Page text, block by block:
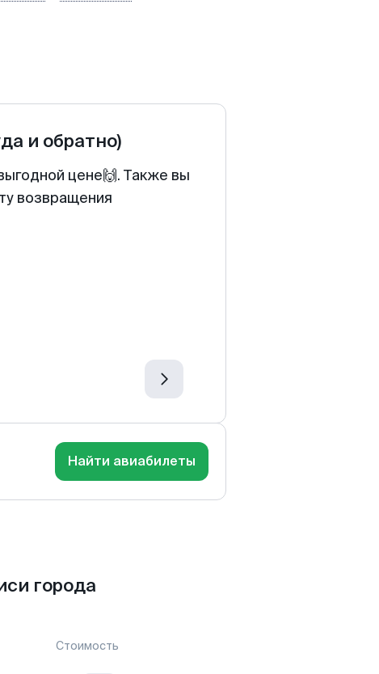
и обратно)
цене🙌. Также вы
возвращения
Найти авиабилеты
города
Стоимость